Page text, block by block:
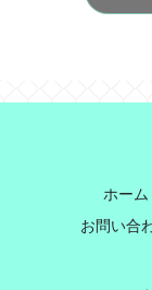
ホーム
お問い合